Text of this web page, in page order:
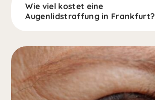
Wie viel kostet eine
Augenlidstraffung in Frankfurt?